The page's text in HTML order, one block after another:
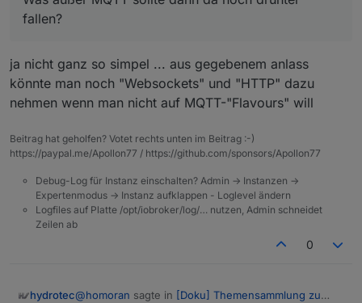
für seine Fragestellung nehmen soll wäre wohl der
abgesehen davon, ob der Punkt noch eingeschoben
werden kann, einem Interessierten oder Einsteiger
wirklich etwas sagt, bleibt dahingestellt.
fallen?
ja nicht ganz so simpel ... aus gegebenem anlass
könnte man noch "Websockets" und "HTTP" dazu
nehmen wenn man nicht auf MQTT-"Flavours" will
Beitrag hat geholfen? Votet rechts unten im Beitrag :-)
https://paypal.me/Apollon77 / https://github.com/sponsors/Apollon77
Debug-Log für Instanz einschalten? Admin -> Instanzen ->
Expertenmodus -> Instanz aufklappen - Loglevel ändern
Logfiles auf Platte /opt/iobroker/log/… nutzen, Admin schneidet
Zeilen ab
0
hydrotec@homoran sagte in [Doku] Themensammlung zu